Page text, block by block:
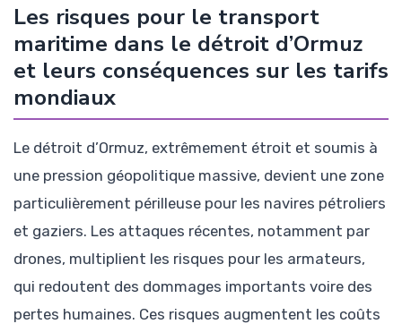
Les risques pour le transport
maritime dans le détroit d’Ormuz
et leurs conséquences sur les tarifs
mondiaux
Le détroit d’Ormuz, extrêmement étroit et soumis à
une pression géopolitique massive, devient une zone
particulièrement périlleuse pour les navires pétroliers
et gaziers. Les attaques récentes, notamment par
drones, multiplient les risques pour les armateurs,
qui redoutent des dommages importants voire des
pertes humaines. Ces risques augmentent les coûts